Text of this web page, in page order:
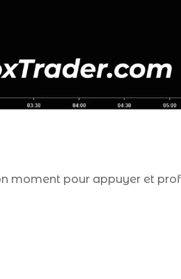
moment pour appuyer et